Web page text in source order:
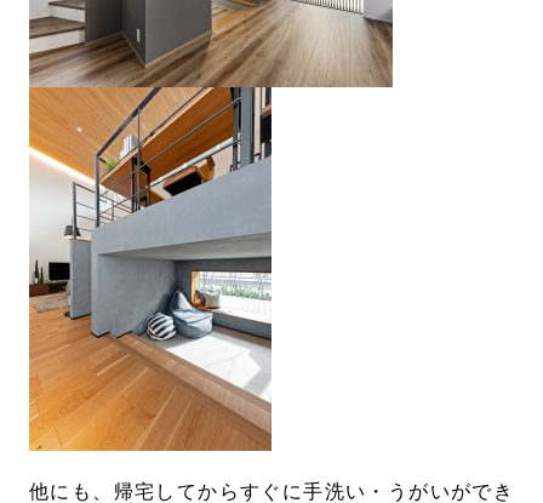
他にも、帰宅してからすぐに手洗い・うがいができ